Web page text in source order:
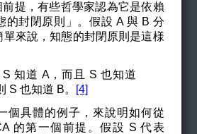
提，有些哲學家認為它是依賴
的封閉原則」。假設 A 與 B 分
單來說，知態的封閉原則是這様
S 知道 A，而且 S 也知道
S 也知道 B。 [4]
具體的例子，來說明如何從
的第一個前提。假設 S 代表